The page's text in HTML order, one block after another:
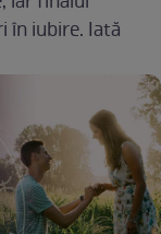
în iubire. Iată